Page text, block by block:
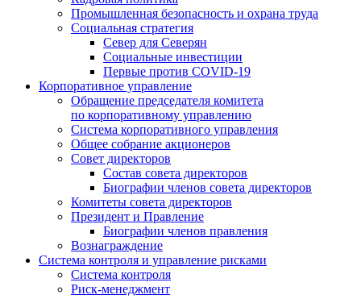
Промышленная безопасность и охрана труда
Социальная стратегия
Север для Северян
Социальные инвестиции
Первые против COVID‑19
Корпоративное управление
Обращение председателя комитета
по корпоративному управлению
Система корпоративного управления
Общее собрание акционеров
Совет директоров
Состав совета директоров
Биографии членов совета директоров
Комитеты совета директоров
Президент и Правление
Биографии членов правления
Вознаграждение
Система контроля и управление рисками
Система контроля
Риск-менеджмент